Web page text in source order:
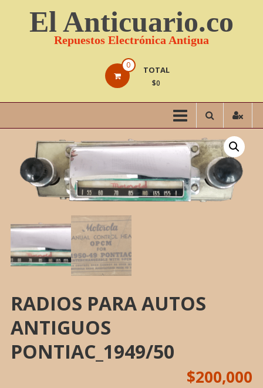
El Anticuario.co
Repuestos Electrónica Antigua
0 TOTAL
$0
RADIOS PARA AUTOS
ANTIGUOS
PONTIAC_1949/50
$200,000